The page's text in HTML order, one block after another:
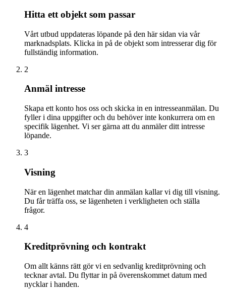
Hitta ett objekt som passar
Vårt utbud uppdateras löpande på den här sidan via vår
marknadsplats. Klicka in på de objekt som intresserar dig för
fullständig information.
2
Anmäl intresse
Skapa ett konto hos oss och skicka in en intresseanmälan. Du
fyller i dina uppgifter och du behöver inte konkurrera om en
specifik lägenhet. Vi ser gärna att du anmäler ditt intresse
löpande.
3
Visning
När en lägenhet matchar din anmälan kallar vi dig till visning.
Du får träffa oss, se lägenheten i verkligheten och ställa
frågor.
4
Kreditprövning och kontrakt
Om allt känns rätt gör vi en sedvanlig kreditprövning och
tecknar avtal. Du flyttar in på överenskommet datum med
nycklar i handen.